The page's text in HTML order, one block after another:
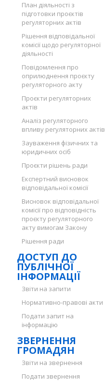
План діяльності з
підготовки проєктів
регуляторних актів
Рішення відповідальної
комісії щодо регуляторної
діяльності
Повідомлення про
оприлюднення проєкту
регуляторного акту
Проєкти регуляторних
актів
Аналіз регуляторного
впливу регуляторних актів
Зауваження фізичних та
юридичних осіб
Проєкти рішень ради
Експертний висновок
відповідальної комісії
Висновок відповідальної
комісії про відповідність
проєкту регуляторного
акту вимогам Закону
Рішення ради
ДОСТУП ДО
ПУБЛІЧНОЇ
ІНФОРМАЦІЇ
Звіти на запити
Нормативно-правові акти
Подати запит на
інформацію
ЗВЕРНЕННЯ
ГРОМАДЯН
Звіти на звернення
Подати звернення